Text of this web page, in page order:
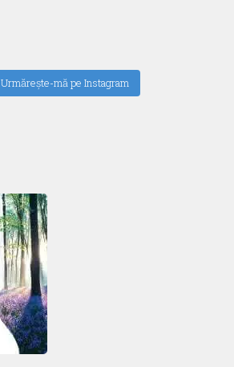
Urmăreşte-mă pe Instagram